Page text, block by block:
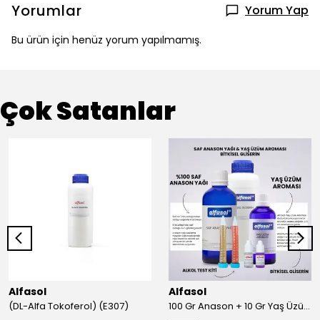
Yorumlar Yorum Yap
Bu ürün için henüz yorum yapılmamış.
Çok Satanlar
Alfasol
(DL-Alfa Tokoferol) (E307)
Alfasol
100 Gr Anason + 10 Gr Yaş Üzüm + 250 Gr Gliserin + Alkol Test Kiti